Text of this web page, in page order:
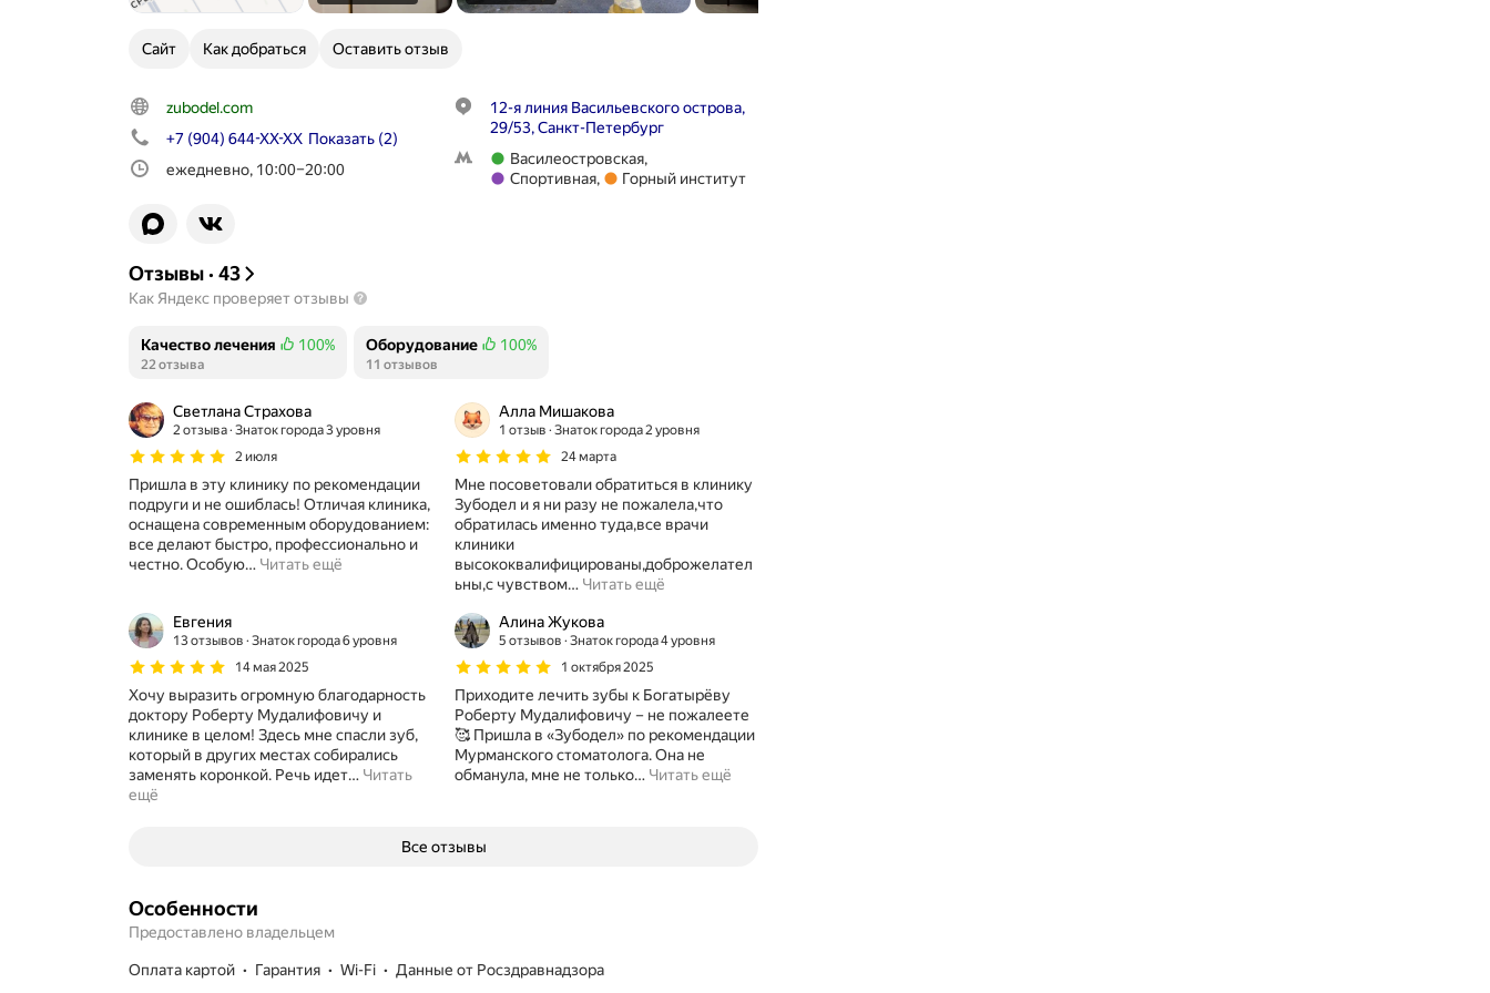
Сайт Как добраться Оставить отзыв
zubodel.com
+7 (904) 644-XX-XX Показать (2)
ежедневно, 10:00–20:00
12-я линия Васильевского острова,
29/53, Санкт-Петербург
Метро Василеостровская
Василеостровская,
Метро Спортивная
Спортивная,
Горный институт
Отзывы· 43
Как Яндекс проверяет отзывы
Качество лечения
Положительных отзывов
100%
22 отзыва
Оборудование
Положительных отзывов
100%
11 отзывов
Светлана Страхова
2 отзыва Знаток города 3 уровня
2 июля
Пришла в эту клинику по рекомендации
подруги и не ошиблась! Отличая клиника,
оснащена современным оборудованием:
все делают быстро, профессионально и
честно. Особую… Читать ещё
Алла Мишакова
1 отзыв Знаток города 2 уровня
24 марта
Мне посоветовали обратиться в клинику
Зубодел и я ни разу не пожалела,что
обратилась именно туда,все врачи
клиники
высококвалифицированы,доброжелател
ьны,с чувством… Читать ещё
Евгения
13 отзывов Знаток города 6 уровня
14 мая 2025
Хочу выразить огромную благодарность
доктору Роберту Мудалифовичу и
клинике в целом! Здесь мне спасли зуб,
который в других местах собирались
заменять коронкой. Речь идет… Читать
ещё
Алина Жукова
5 отзывов Знаток города 4 уровня
1 октября 2025
Приходите лечить зубы к Богатырёву
Роберту Мудалифовичу – не пожалеете
🥰 Пришла в «Зубодел» по рекомендации
Мурманского стоматолога. Она не
обманула, мне не только… Читать ещё
Все отзывы
Особенности
Предоставлено владельцем
Оплата картой гарантия Wi-Fi данные от Росздравнадзора